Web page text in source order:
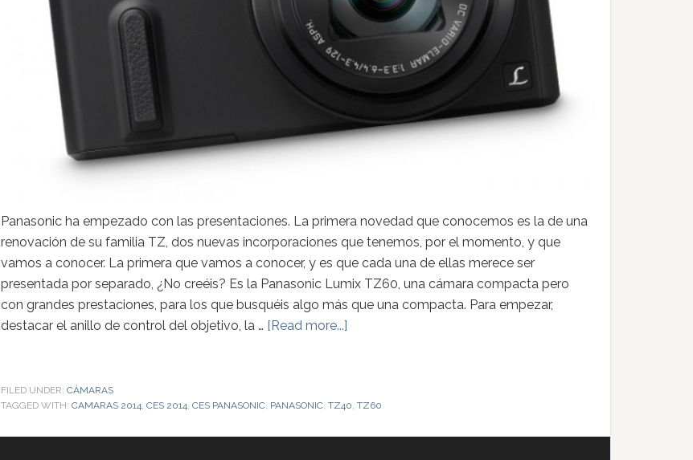
Panasonic ha empezado con las presentaciones. La primera novedad que conocemos es la de una
renovación de su familia TZ, dos nuevas incorporaciones que tenemos, por el momento, y que
vamos a conocer. La primera que vamos a conocer, y es que cada una de ellas merece ser
presentada por separado, ¿No creéis? Es la Panasonic Lumix TZ60, una cámara compacta pero
con grandes prestaciones, para los que busquéis algo más que una compacta. Para empezar,
destacar el anillo de control del objetivo, la … [Read more...]
FILED UNDER: CÁMARAS
TAGGED WITH: CAMARAS 2014, CES 2014, CES PANASONIC, PANASONIC, TZ40, TZ60